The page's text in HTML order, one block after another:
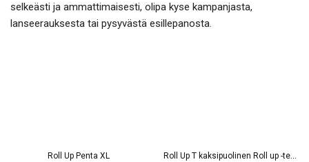
selkeästi ja ammattimaisesti, olipa kyse kampanjasta,
lanseerauksesta tai pysyvästä esillepanosta.
Roll Up Penta XL R
oll Up T kaksipuolinen Roll up -teline